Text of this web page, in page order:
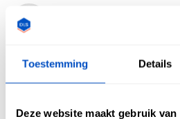
Toestemming Details
Deze website maakt gebruik van